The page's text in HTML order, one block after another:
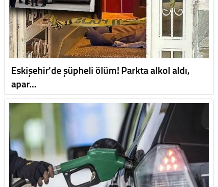
Eskişehir'de şüpheli ölüm! Parkta alkol aldı,
apar…